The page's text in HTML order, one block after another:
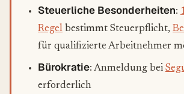
Steuerliche Besonderheiten:
Regel bestimmt Steuerpflicht,
für qualifizierte Arbeitnehmer
Bürokratie: Anmeldung bei
erforderlich